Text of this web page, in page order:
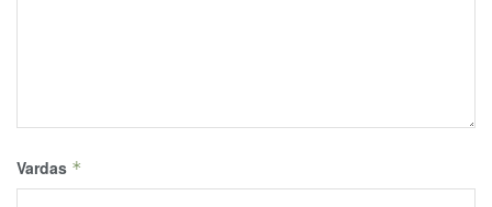
Vardas *